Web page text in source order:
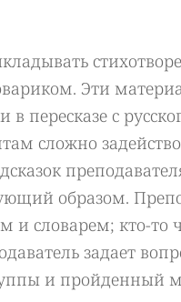
Эти
в пересказе с
сложно
образом.
и словарем; кто-то
задает
и пройденный